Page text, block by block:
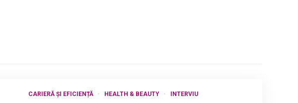
CARIERĂ ȘI EFICIENȚĂ HEALTH & BEAUTY INTERVIU